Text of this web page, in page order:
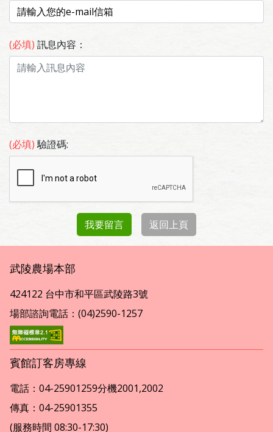
(必填) 訊息內容：
(必填)驗證碼:
我要留言 返回上頁
武陵農場本部
424122 台中市和平區武陵路3號
場部諮詢電話：(04)2590-1257
賓館訂客房專線
電話：04-25901259分機2001,2002
傳真：04-25901355
(服務時間 08:30-17:30)